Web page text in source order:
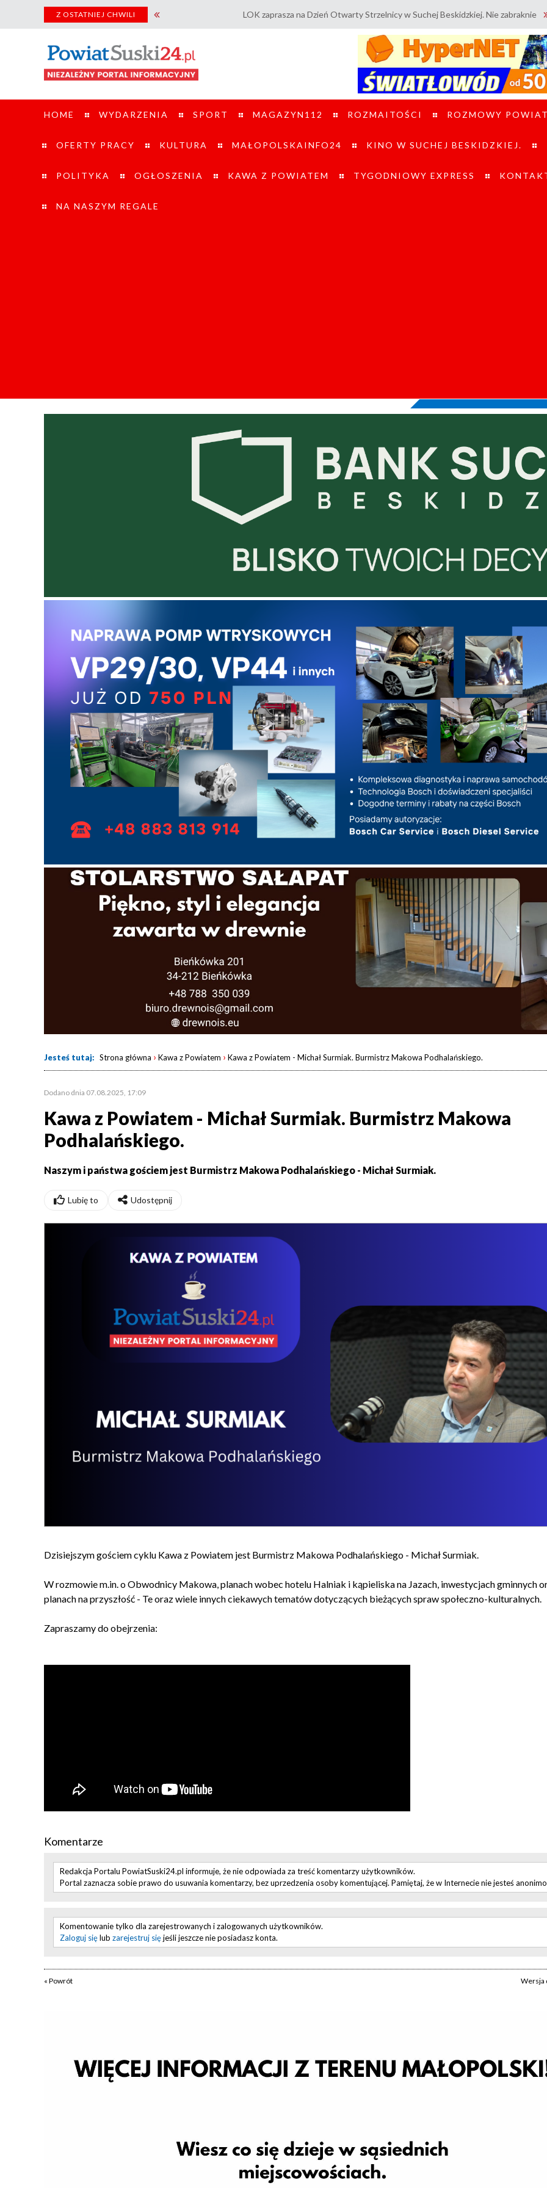
Z OSTATNIEJ CHWILI LOK zaprasza na Dzień Otwarty Strzelnicy w Suchej Beskidzkiej. Nie zabraknie atrakcji dla
HOME WYDARZENIA SPORT MAGAZYN112 ROZMAITOŚCI ROZMOWY
OFERTY PRACY KULTURA MAŁOPOLSKAINFO24 KINO W SUCHEJ BESKIDZKIEJ.
POLITYKA OGŁOSZENIA KAWA Z POWIATEM TYGODNIOWY EXPRESS
NA NASZYM REGALE
Jesteś tutaj: Strona główna › Kawa z Powiatem › Kawa z Powiatem - Michał Surmiak. Burmistrz Makowa Podhalańskiego.
Dodano dnia 07.08.2025, 17:09
Kawa z Powiatem - Michał Surmiak. Burmistrz Makowa
Podhalańskiego.
Naszym i państwa gościem jest Burmistrz Makowa Podhalańskiego - Michał Surmiak.
Lubię to Udostępnij
Dzisiejszym gościem cyklu Kawa z Powiatem jest Burmistrz Makowa Podhalańskiego - Michał Surmiak.
W rozmowie m.in. o Obwodnicy Makowa, planach wobec hotelu Halniak i kąpieliska na Jazach, inwestycjach gminnych
planach na przyszłość - Te oraz wiele innych ciekawych tematów dotyczących bieżących spraw społeczno-kulturalnych.
Zapraszamy do obejrzenia:
Komentarze
Redakcja Portalu PowiatSuski24.pl informuje, że nie odpowiada za treść komentarzy użytkowników.
Portal zaznacza sobie prawo do usuwania komentarzy, bez uprzedzenia osoby komentującej. Pamiętaj, że w Internecie nie jesteś
Komentowanie tylko dla zarejestrowanych i zalogowanych użytkowników.
Zaloguj sięlub zarejestruj sięjeśli jeszcze nie posiadasz konta.
« Powrót Wersja